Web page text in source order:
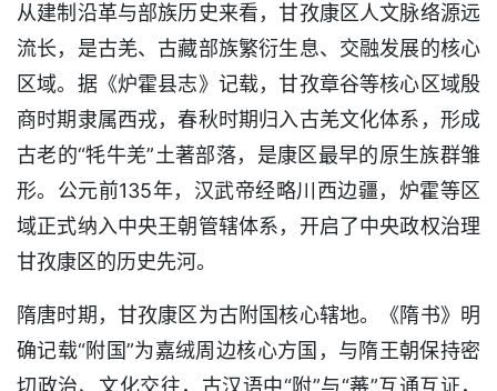
从建制沿革与部族历史来看，甘孜康区人文脉络源远
流长，是古羌、古藏部族繁衍生息、交融发展的核心
区域。据《炉霍县志》记载，甘孜章谷等核心区域殷
商时期隶属西戎，春秋时期归入古羌文化体系，形成
古老的“牦牛羌”土著部落，是康区最早的原生族群雏
形。公元前135年，汉武帝经略川西边疆，炉霍等区
域正式纳入中央王朝管辖体系，开启了中央政权治理
甘孜康区的历史先河。
隋唐时期，甘孜康区为古附国核心辖地。《隋书》明
确记载“附国”为嘉绒周边核心方国，与隋王朝保持密